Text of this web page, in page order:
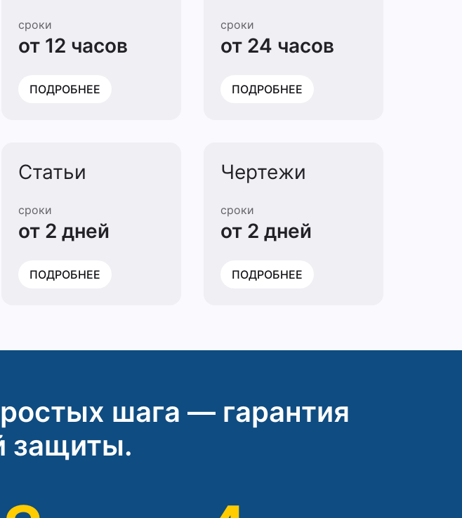
сроки
от 12 часов
ПОДРОБНЕЕ
сроки
от 24 часов
ПОДРОБНЕЕ
Статьи
сроки
от 2 дней
ПОДРОБНЕЕ
Чертежи
сроки
от 2 дней
ПОДРОБНЕЕ
шага — гарантия
защиты.